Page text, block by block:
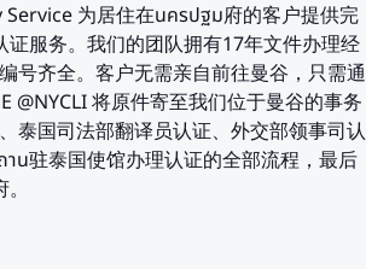
为居住在นครปฐม府的客户提供完
服务。我们的团队拥有17年文件办理经
号齐全。客户无需亲自前往曼谷，只需通
@NYCLI 将原件寄至我们位于曼谷的事务
泰国司法部翻译员认证、外交部领事司认
น驻泰国使馆办理认证的全部流程，最后